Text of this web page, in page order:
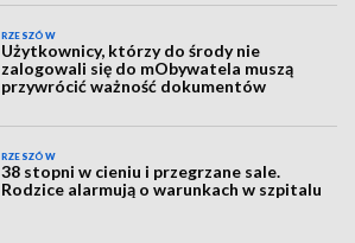
RZESZÓW
Użytkownicy, którzy do środy nie
zalogowali się do mObywatela muszą
przywrócić ważność dokumentów
RZESZÓW
38 stopni w cieniu i przegrzane sale.
Rodzice alarmują o warunkach w szpitalu